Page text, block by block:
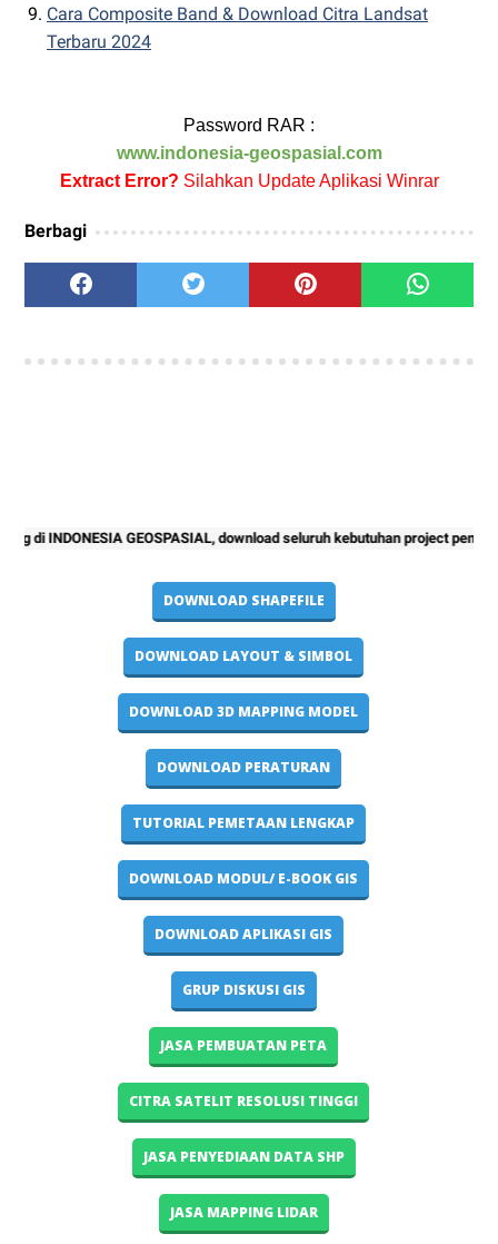
Cara Composite Band & Download Citra Landsat
Terbaru 2024
Password RAR :
www.indonesia-geospasial.com
Extract Error? Silahkan Update Aplikasi Winrar
Berbagi
di INDONESIA GEOSPASIAL, download seluruh kebutuhan project
DOWNLOAD SHAPEFILE
DOWNLOAD LAYOUT & SIMBOL
DOWNLOAD 3D MAPPING MODEL
DOWNLOAD PERATURAN
TUTORIAL PEMETAAN LENGKAP
DOWNLOAD MODUL/ E-BOOK GIS
DOWNLOAD APLIKASI GIS
GRUP DISKUSI GIS
JASA PEMBUATAN PETA
CITRA SATELIT RESOLUSI TINGGI
JASA PENYEDIAAN DATA SHP
JASA MAPPING LIDAR